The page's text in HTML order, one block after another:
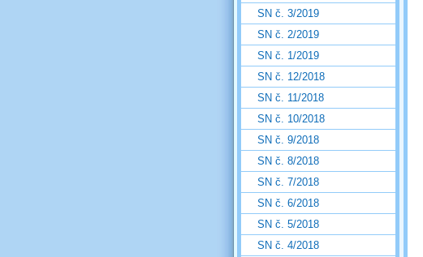
SN č. 3/2019
SN č. 2/2019
SN č. 1/2019
SN č. 12/2018
SN č. 11/2018
SN č. 10/2018
SN č. 9/2018
SN č. 8/2018
SN č. 7/2018
SN č. 6/2018
SN č. 5/2018
SN č. 4/2018